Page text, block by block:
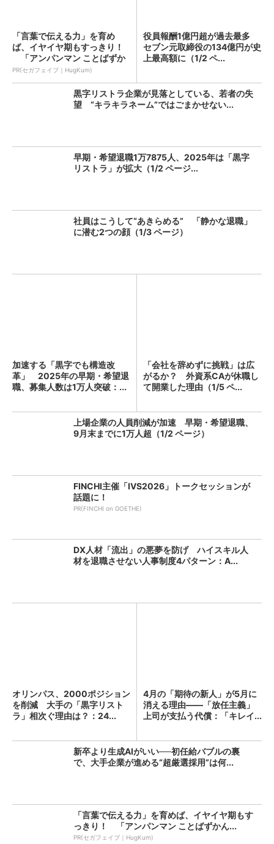
「言葉で伝える力」を育め
ば、イヤイヤ期もすっきり！
「アンパンマン ことばずか
ん...
PR(セガフェイブ｜HugKum)
役員報酬1億円超が過去最多
セブン元取締役の134億円が史
上最高額に（1/2 ペ...
黒字リストラ企業が見落としている、若者の失
望 “キラキラネーム”ではごまかせない...
早期・希望退職1万7875人、2025年は「黒字
リストラ」が拡大（1/2 ページ...
社員はこうして“あきらめる” 「静かな退職」
に潜む2つの顔（1/3 ページ）
加速する「黒字でも構造改
革」 2025年の早期・希望退
職、募集人数は1万人突破：...
「会社を辞めずに挑戦」は広
がるか？ 外資系CAが休職し
て開業した理由（1/5 ペ...
上場企業の人員削減が加速 早期・希望退職、
9月末までに1万人超（1/2 ページ）
FINCHI主催「IVS2026」トークセッションが
話題に！
PR(FINCHI on GOETHE)
DX人材「流出」の悪夢を防げ ハイスキル人
材を退職させない人事制度4パターン：A...
オリンパス、2000ポジション
を削減 大手の「黒字リスト
ラ」相次ぐ理由は？：24...
4月の「期待の新人」が5月に
消える理由――「放任主義」
上司が支払う代償：「キレイ...
新卒より生成AIがいい──初任給バブルの裏
で、大手企業が進める“超厳選採用”は何...
「言葉で伝える力」を育めば、イヤイヤ期もす
っきり！ 「アンパンマン ことばずかん...
PR(セガフェイブ｜HugKum)